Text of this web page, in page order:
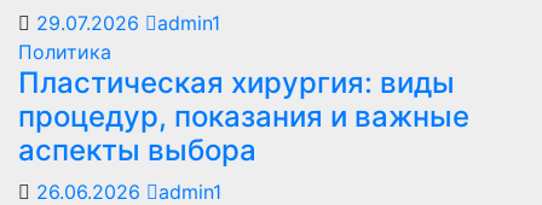
29.07.2026
admin1
Политика
Пластическая хирургия: виды
процедур, показания и важные
аспекты выбора
26.06.2026
admin1